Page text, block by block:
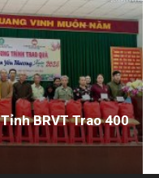
BRVT Trao 400